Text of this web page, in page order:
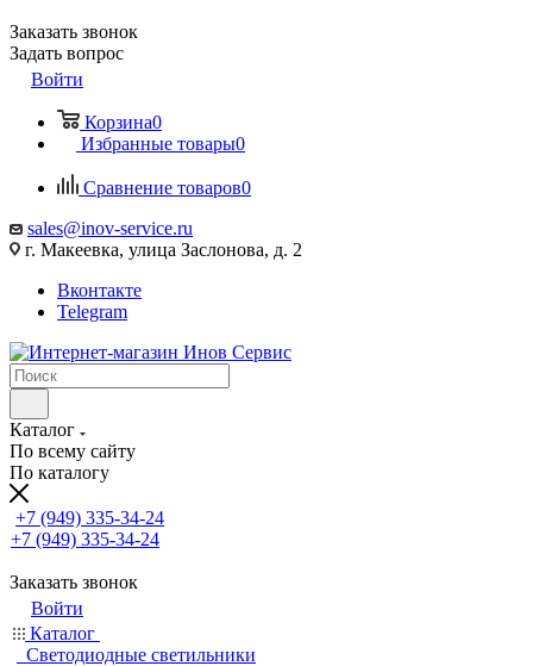
Заказать звонок
Задать вопрос
Войти
Корзина0
Избранные товары0
Сравнение товаров0
sales@inov-service.ru
г. Макеевка, улица Заслонова, д. 2
Вконтакте
Telegram
Каталог
По всему сайту
По каталогу
+7 (949) 335-34-24
+7 (949) 335-34-24
Заказать звонок
Войти
Каталог
Светодиодные светильники